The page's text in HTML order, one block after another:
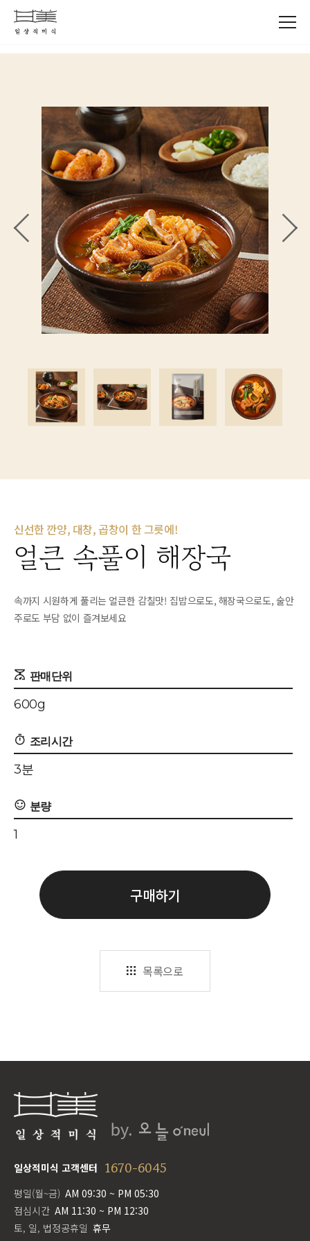
목록으로
신선한 깐양, 대창, 곱창이 한 그릇에!
얼큰 속풀이 해장국
속까지 시원하게 풀리는 얼큰한 감칠맛! 집밥으로도, 해장국으로도, 술안
주로도 부담 없이 즐겨보세요
600g
3분
1
구매하기
일상적미식 고객센터 1670-6045
평일(월~금) AM 09:30 ~ PM 05:30
점심시간 AM 11:30 ~ PM 12:30
토, 일, 법정공휴일 휴무